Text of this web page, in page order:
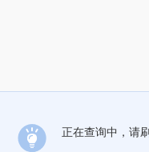
正在查询中，请